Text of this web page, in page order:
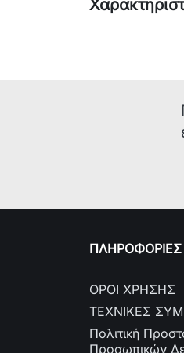
ΠΛΗΡΟΦΟΡΙΕΣ
ΟΡΟΙ ΧΡΗΣΗΣ
ΤΕΧΝΙΚΕΣ
Πολιτική
Προσωπικών